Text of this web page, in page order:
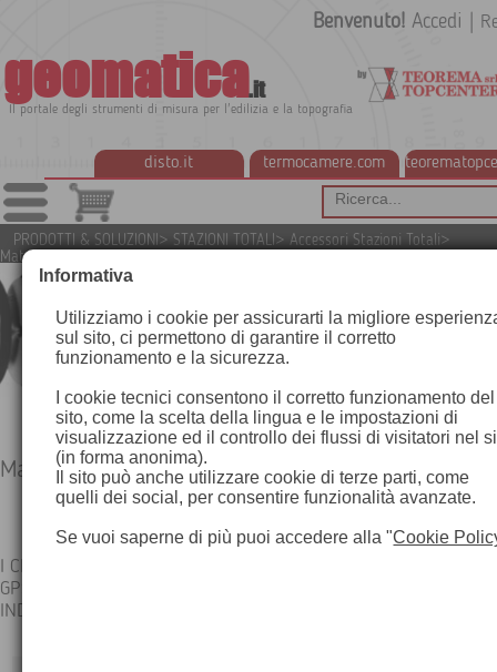
geomatica.it
Il portale degli strumenti di misura per l'edilizia e la topografia
disto.it termocamere.com
Benvenuto! Accedi
PRODOTTI & SOLUZIONI> STAZIONI TOTALI> Accessori Stazioni Totali>
Materializzazione punti topografici
Materializzazione punti topografici
I CHIODI TOPOGRAFICI, I CAPOSALDI DI LIVELLAZIONE E/O
GPS, I PICCHETTI, I TRACCIATORI SPRAY, SONO ACCESSORI
INDISPENSABILI PER IL TOPOGRAFO
Informativa
Utilizziamo i cookie per assicurarti la migliore
sul sito, ci permettono di garantire il corretto
funzionamento e la sicurezza.
I cookie tecnici consentono il corretto funzionamento del
sito, come la scelta della lingua e le impostazioni di
visualizzazione ed il controllo dei flussi di visitatori nel
(in forma anonima).
Il sito può anche utilizzare cookie di terze parti, come
quelli dei social, per consentire funzionalità avanzate.
Se vuoi saperne di più puoi accedere alla "Cookie